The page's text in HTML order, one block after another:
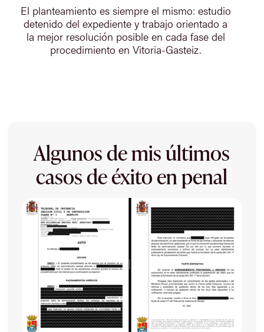
El planteamiento es siempre el mismo: estudio
detenido del expediente y trabajo orientado a
la mejor resolución posible en cada fase del
procedimiento en Vitoria-Gasteiz.
Algunos de mis últimos
casos de éxito en penal